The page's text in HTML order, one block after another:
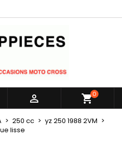
 shopping_cart0
250 cc
yz 250 1988 2VM
lisse
×
×
Créer une liste d'envies
×
pour ajouter des produits
Annuler Connexion